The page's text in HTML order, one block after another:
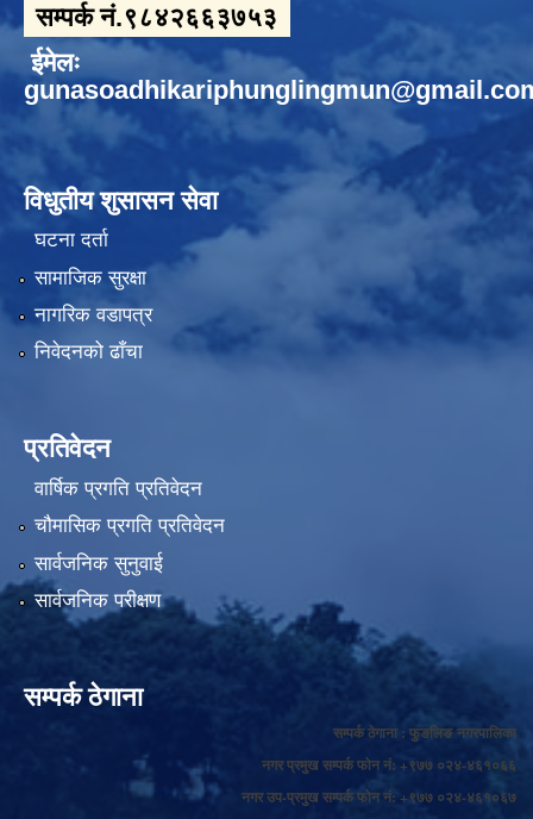
सम्पर्क नं.९८४२६६३७५३
ईमेलः
विधुतीय शुसासन सेवा
घटना दर्ता
सामाजिक सुरक्षा
नागरिक वडापत्र
निवेदनको ढाँचा
प्रतिवेदन
वार्षिक प्रगति प्रतिवेदन
चौमासिक प्रगति प्रतिवेदन
सार्वजनिक सुनुवाई
सार्वजनिक परीक्षण
सम्पर्क ठेगाना
सम्पर्क ठेगाना : फुङलिङ नगरपालिका
नगर प्रमुख सम्पर्क फोन नं: +९७७ ०२४-४६१०६६
नगर उप-प्रमुख सम्पर्क फोन नं: +९७७ ०२४-४६१०६७